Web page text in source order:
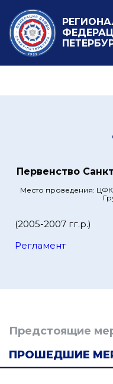
Первенство
Место проведения: ЦФК
(2005-2007 гг.р.)
Регламент
Предстоящие
ПРОШЕДШИЕ